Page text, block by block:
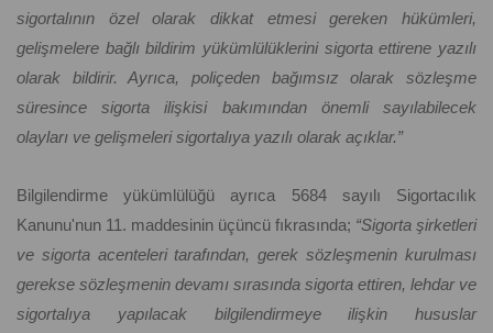
sigortalının özel olarak dikkat etmesi gereken hükümleri,
gelişmelere bağlı bildirim yükümlülüklerini sigorta ettirene yazılı
olarak bildirir. Ayrıca, poliçeden bağımsız olarak sözleşme
süresince sigorta ilişkisi bakımından önemli sayılabilecek
olayları ve gelişmeleri sigortalıya yazılı olarak açıklar.”
Bilgilendirme yükümlülüğü ayrıca 5684 sayılı Sigortacılık
Kanunu'nun 11. maddesinin üçüncü fıkrasında; “Sigorta şirketleri
ve sigorta acenteleri tarafından, gerek sözleşmenin kurulması
gerekse sözleşmenin devamı sırasında sigorta ettiren, lehdar ve
sigortalıya yapılacak bilgilendirmeye ilişkin hususlar